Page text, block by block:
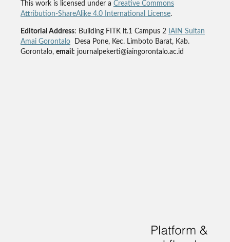
This work is licensed under a Creative Commons
Attribution-ShareAlike 4.0 International License.
Editorial Address: Building FITK lt.1 Campus 2
IAIN Sultan
Amai GorontaloDesa Pone, Kec. Limboto Barat, Kab.
Gorontalo, email: journalpekerti@iaingorontalo.ac.id